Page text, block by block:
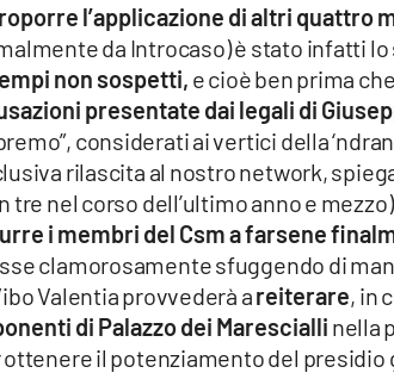
l’applicazione di altri quattro
da Introcaso) è stato infatti
non sospetti, e cioè ben prima
presentate dai legali di
considerati ai vertici della
rilascita al nostro network,
tre nel corso dell’ultimo anno e
i membri del Csm a farsene
clamorosamente sfuggendo di
Valentia provvederà areiterare, in
di Palazzo dei Marescialli nella
ottenere il potenziamento del presidio